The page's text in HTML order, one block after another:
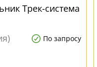
Трек-система
По запросу